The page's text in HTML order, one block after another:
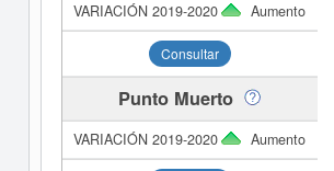
Aumento
Consultar
Punto Muerto
Aumento